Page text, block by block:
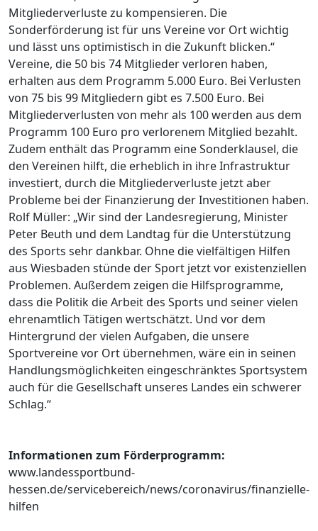
Mitgliederverluste zu kompensieren. Die
Sonderförderung ist für uns Vereine vor Ort wichtig
und lässt uns optimistisch in die Zukunft blicken.“
Vereine, die 50 bis 74 Mitglieder verloren haben,
erhalten aus dem Programm 5.000 Euro. Bei Verlusten
von 75 bis 99 Mitgliedern gibt es 7.500 Euro. Bei
Mitgliederverlusten von mehr als 100 werden aus dem
Programm 100 Euro pro verlorenem Mitglied bezahlt.
Zudem enthält das Programm eine Sonderklausel, die
den Vereinen hilft, die erheblich in ihre Infrastruktur
investiert, durch die Mitgliederverluste jetzt aber
Probleme bei der Finanzierung der Investitionen haben.
Rolf Müller: „Wir sind der Landesregierung, Minister
Peter Beuth und dem Landtag für die Unterstützung
des Sports sehr dankbar. Ohne die vielfältigen Hilfen
aus Wiesbaden stünde der Sport jetzt vor existenziellen
Problemen. Außerdem zeigen die Hilfsprogramme,
dass die Politik die Arbeit des Sports und seiner vielen
ehrenamtlich Tätigen wertschätzt. Und vor dem
Hintergrund der vielen Aufgaben, die unsere
Sportvereine vor Ort übernehmen, wäre ein in seinen
Handlungsmöglichkeiten eingeschränktes Sportsystem
auch für die Gesellschaft unseres Landes ein schwerer
Schlag.“
Informationen zum Förderprogramm:
www.landessportbund-
hessen.de/servicebereich/news/coronavirus/finanzielle-
hilfen